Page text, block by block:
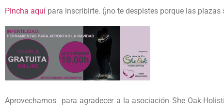
Pincha aquí para inscribirte. (¡no te despistes porque las
Aprovechamos para agradecer a la asociación She Oak-